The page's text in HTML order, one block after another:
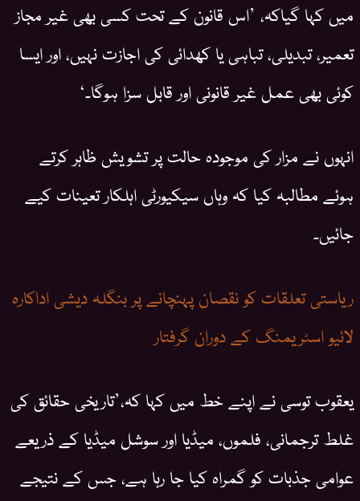
میں کہا گیاکہ، ’اس قانون کے تحت کسی بھی غیر مجاز
تعمیر، تبدیلی، تباہی یا کھدائی کی اجازت نہیں، اور ایسا
کوئی بھی عمل غیر قانونی اور قابل سزا ہوگا۔‘
انہوں نے مزار کی موجودہ حالت پر تشویش ظاہر کرتے
ہوئے مطالبہ کیا کہ وہاں سیکیورٹی اہلکار تعینات کیے
جائیں۔
ریاستی تعلقات کو نقصان پہنچانے پر بنگلہ دیشی اداکارہ
لائیو اسٹریمنگ کے دوران گرفتار
یعقوب توسی نے اپنے خط میں کہا کہ،’تاریخی حقائق کی
غلط ترجمانی، فلموں، میڈیا اور سوشل میڈیا کے ذریعے
عوامی جذبات کو گمراہ کیا جا رہا ہے، جس کے نتیجے